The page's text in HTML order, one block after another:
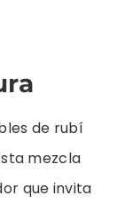
de rubí
mezcla
que invita